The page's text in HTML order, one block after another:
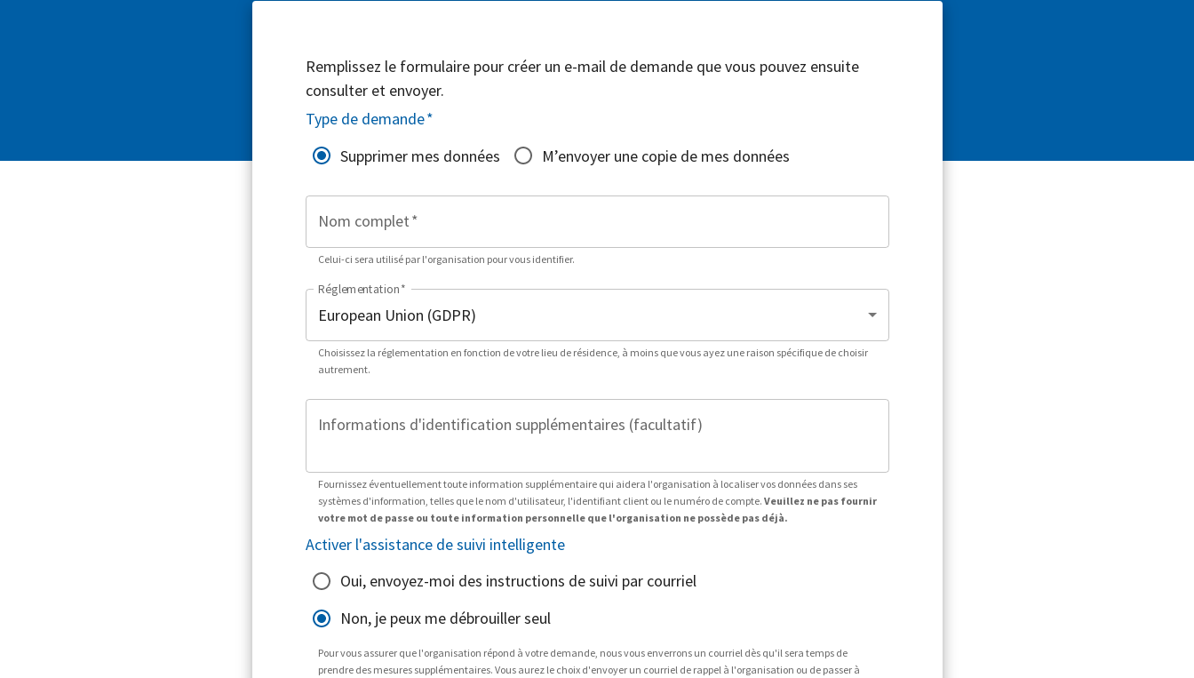
Remplissez le formulaire pour créer un e-mail de demande que vous pouvez ensuite
consulter et envoyer.
Type de demande*
Supprimer mes données
M’envoyer une copie de mes données
Nom complet*
Celui-ci sera utilisé par l'organisation pour vous identifier.
Réglementation*
Choisissez la réglementation en fonction de votre lieu de résidence, à moins que vous ayez une raison spécifique de choisir
autrement.
Informations d'identification supplémentaires (facultatif)
Fournissez éventuellement toute information supplémentaire qui aidera l'organisation à localiser vos données dans ses
systèmes d'information, telles que le nom d'utilisateur, l'identifiant client ou le numéro de compte. Veuillez ne pas fournir
votre mot de passe ou toute information personnelle que l'organisation ne possède pas déjà.
Activer l'assistance de suivi intelligente
Oui, envoyez-moi des instructions de suivi par courriel
Non, je peux me débrouiller seul
Pour vous assurer que l'organisation répond à votre demande, nous vous enverrons un courriel dès qu'il sera temps de
prendre des mesures supplémentaires. Vous aurez le choix d'envoyer un courriel de rappel à l'organisation ou de passer à